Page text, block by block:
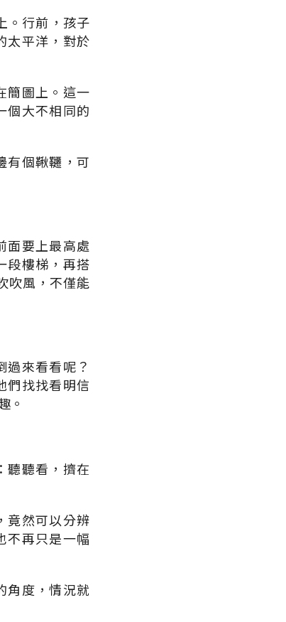
。行前，孩子
太平洋，對於
簡圖上。這一
個大不相同的
有個鞦韆，可
面要上最高處
段樓梯，再搭
吹風，不僅能
來看看呢？
們找找看明信
。
聽聽看，擠在
竟然可以分辨
不再只是一幅
角度，情況就